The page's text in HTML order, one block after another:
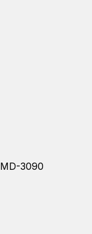
3090